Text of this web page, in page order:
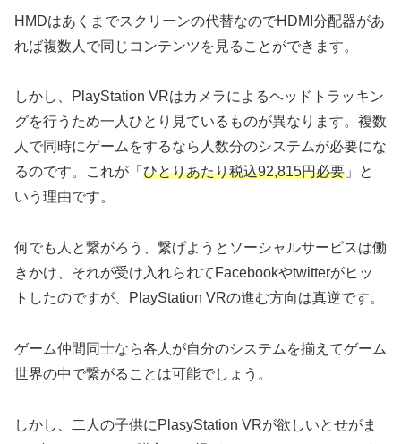
HMDはあくまでスクリーンの代替なのでHDMI分配器があ
れば複数人で同じコンテンツを見ることができます。
しかし、PlayStation VRはカメラによるヘッドトラッキン
グを行うため一人ひとり見ているものが異なります。複数
人で同時にゲームをするなら人数分のシステムが必要にな
るのです。これが「 ひとりあたり税込92,815円必要 」と
いう理由です。
何でも人と繋がろう、繋げようとソーシャルサービスは働
きかけ、それが受け入れられてFacebookやtwitterがヒッ
トしたのですが、PlayStation VRの進む方向は真逆です。
ゲーム仲間同士なら各人が自分のシステムを揃えてゲーム
世界の中で繋がることは可能でしょう。
しかし、二人の子供にPlasyStation VRが欲しいとせがま